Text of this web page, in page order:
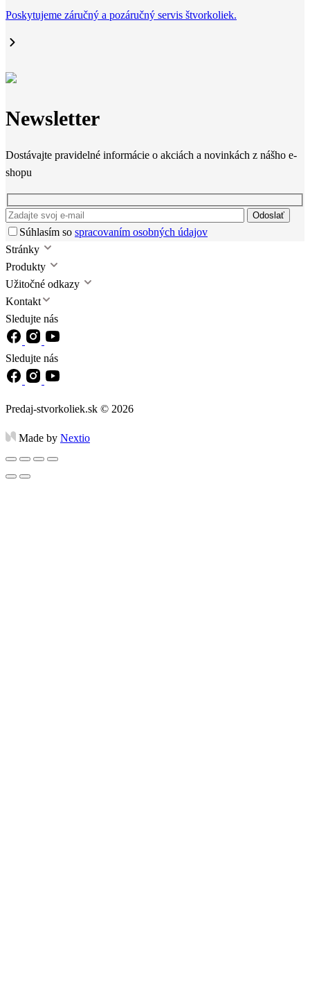
Poskytujeme záručný a pozáručný servis štvorkoliek.
Newsletter
Dostávajte pravidelné informácie o akciách a novinkách z nášho e-
shopu
Odoslať
Súhlasím so spracovaním osobných údajov
Stránky
Produkty
Užitočné odkazy
Kontakt
Sledujte nás
Sledujte nás
Predaj-stvorkoliek.sk © 2026
Made by Nextio